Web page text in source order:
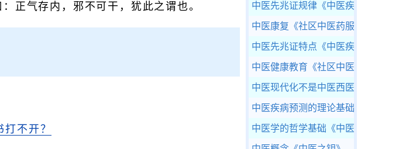
正气存内，邪不可干，犹此之谓也。
打不开？
中医先兆证规律 《中医疾病预测》
中医康复 《社区中医药服务工作指
中医先兆证特点 《中医疾病预测》
中医健康教育 《社区中医药服务工
中医现代化不是中医西医化
中医疾病预测的理论基础
中医学的哲学基础 《中医基础理论